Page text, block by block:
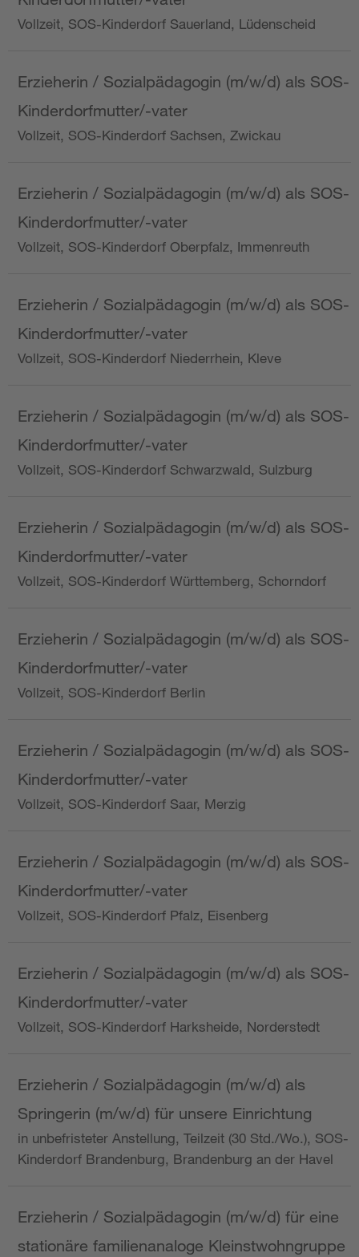
Vollzeit, SOS-Kinderdorf Sauerland, Lüdenscheid
Erzieherin / Sozialpädagogin (m/w/d) als SOS-
Kinderdorfmutter/-vater
Vollzeit, SOS-Kinderdorf Sachsen, Zwickau
Erzieherin / Sozialpädagogin (m/w/d) als SOS-
Kinderdorfmutter/-vater
Vollzeit, SOS-Kinderdorf Oberpfalz, Immenreuth
Erzieherin / Sozialpädagogin (m/w/d) als SOS-
Kinderdorfmutter/-vater
Vollzeit, SOS-Kinderdorf Niederrhein, Kleve
Erzieherin / Sozialpädagogin (m/w/d) als SOS-
Kinderdorfmutter/-vater
Vollzeit, SOS-Kinderdorf Schwarzwald, Sulzburg
Erzieherin / Sozialpädagogin (m/w/d) als SOS-
Kinderdorfmutter/-vater
Vollzeit, SOS-Kinderdorf Württemberg, Schorndorf
Erzieherin / Sozialpädagogin (m/w/d) als SOS-
Kinderdorfmutter/-vater
Vollzeit, SOS-Kinderdorf Berlin
Erzieherin / Sozialpädagogin (m/w/d) als SOS-
Kinderdorfmutter/-vater
Vollzeit, SOS-Kinderdorf Saar, Merzig
Erzieherin / Sozialpädagogin (m/w/d) als SOS-
Kinderdorfmutter/-vater
Vollzeit, SOS-Kinderdorf Pfalz, Eisenberg
Erzieherin / Sozialpädagogin (m/w/d) als SOS-
Kinderdorfmutter/-vater
Vollzeit, SOS-Kinderdorf Harksheide, Norderstedt
Erzieherin / Sozialpädagogin (m/w/d) als
Springerin (m/w/d) für unsere Einrichtung
in unbefristeter Anstellung, Teilzeit (30 Std./Wo.), SOS-
Kinderdorf Brandenburg, Brandenburg an der Havel
Erzieherin / Sozialpädagogin (m/w/d) für eine
stationäre familienanaloge Kleinstwohngruppe